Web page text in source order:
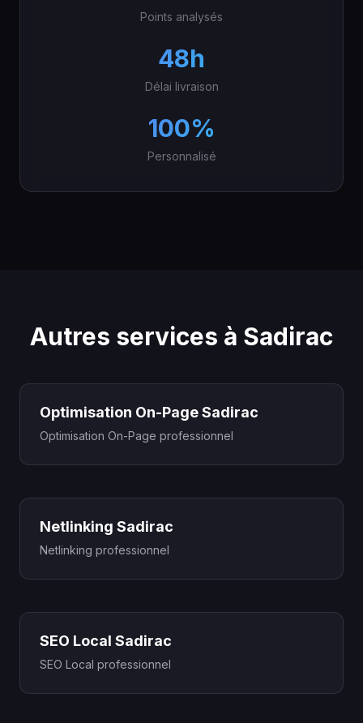
Points analysés
48h
Délai livraison
100%
Personnalisé
Autres services à Sadirac
Optimisation On-Page Sadirac
Optimisation On-Page professionnel
Netlinking Sadirac
Netlinking professionnel
SEO Local Sadirac
SEO Local professionnel